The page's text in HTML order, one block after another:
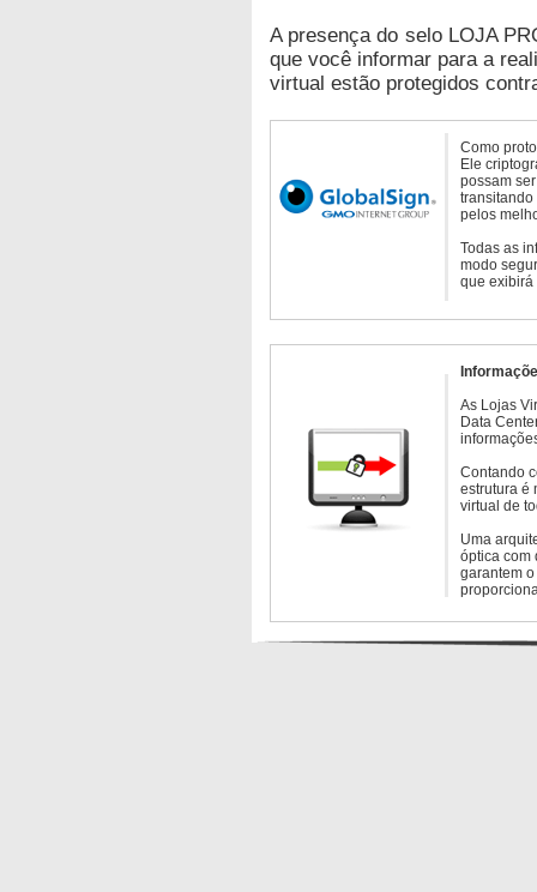
A presença do selo LOJA
que você informar para a
virtual estão protegidos
Como
Ele
possam
transitando
pelos
Todas as
modo
que exibirá
As Lojas
Data
Contando
estrutura é
virtual de
Uma
óptica com
garantem